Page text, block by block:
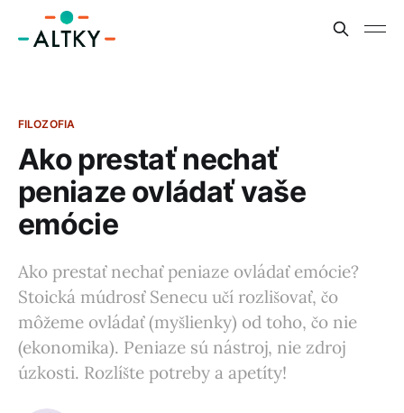
FILOZOFIA
Ako prestať nechať
peniaze ovládať vaše
emócie
Ako prestať nechať peniaze ovládať emócie?
Stoická múdrosť Senecu učí rozlišovať, čo
môžeme ovládať (myšlienky) od toho, čo nie
(ekonomika). Peniaze sú nástroj, nie zdroj
úzkosti. Rozlíšte potreby a apetíty!